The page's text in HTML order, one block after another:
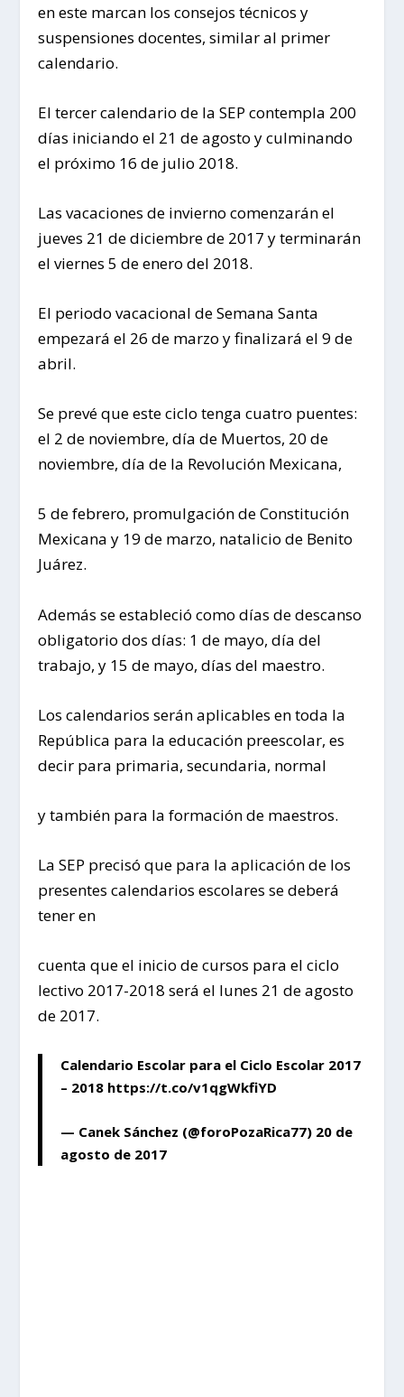
en este marcan los consejos técnicos y
suspensiones docentes, similar al primer
calendario.
El tercer calendario de la SEP contempla 200
días iniciando el 21 de agosto y culminando
el próximo 16 de julio 2018.
Las vacaciones de invierno comenzarán el
jueves 21 de diciembre de 2017 y terminarán
el viernes 5 de enero del 2018.
El periodo vacacional de Semana Santa
empezará el 26 de marzo y finalizará el 9 de
abril.
Se prevé que este ciclo tenga cuatro puentes:
el 2 de noviembre, día de Muertos, 20 de
noviembre, día de la Revolución Mexicana,
5 de febrero, promulgación de Constitución
Mexicana y 19 de marzo, natalicio de Benito
Juárez.
Además se estableció como días de descanso
obligatorio dos días: 1 de mayo, día del
trabajo, y 15 de mayo, días del maestro.
Los calendarios serán aplicables en toda la
República para la educación preescolar, es
decir para primaria, secundaria, normal
y también para la formación de maestros.
La SEP precisó que para la aplicación de los
presentes calendarios escolares se deberá
tener en
cuenta que el inicio de cursos para el ciclo
lectivo 2017-2018 será el lunes 21 de agosto
de 2017.
Calendario Escolar para el Ciclo Escolar 2017
– 2018 https://t.co/v1qgWkfiYD
— Canek Sánchez (@foroPozaRica77) 20 de
agosto de 2017